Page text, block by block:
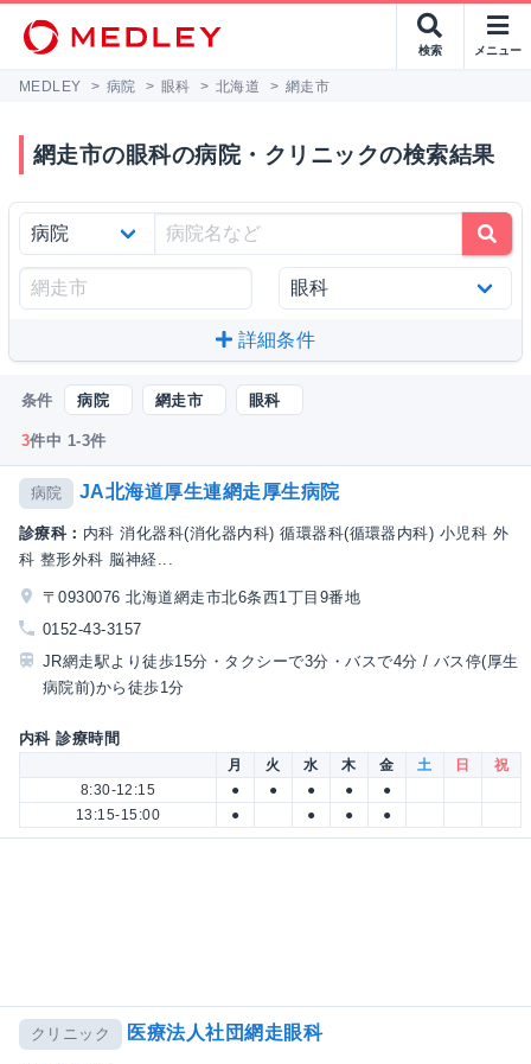
検索 メニュー
MEDLEY > 病院 > 眼科 > 北海道 > 網走市
網走市の眼科の病院・クリニックの検索結果
詳細条件
条件 病院 網走市 眼科
3件中 1-3件
病院 JA北海道厚生連網走厚生病院
診療科： 内科 消化器科(消化器内科) 循環器科(循環器内科) 小児科 外
科 整形外科 脳神経...
〒0930076 北海道網走市北6条西1丁目9番地
0152-43-3157
JR網走駅より徒歩15分・タクシーで3分・バスで4分 / バス停(厚生
病院前)から徒歩1分
内科 診療時間
月 火 水 木 金 土 日
祝
8:30-12:15
● ● ● ●
●
13:15-15:00
● ● ● ●
クリニック 医療法人社団網走眼科